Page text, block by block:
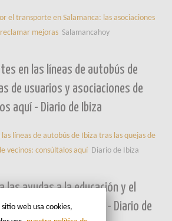
el transporte en Salamanca: las asociaciones
mejoras Salamancahoy
en las líneas de autobús de
de usuarios y asociaciones de
aquí - Diario de Ibiza
líneas de autobús de Ibiza tras las quejas de
vecinos: consúltalos aquí Diario de Ibiza
las ayudas a la educación y el
culturales - Diario de
sitio web usa cookies,